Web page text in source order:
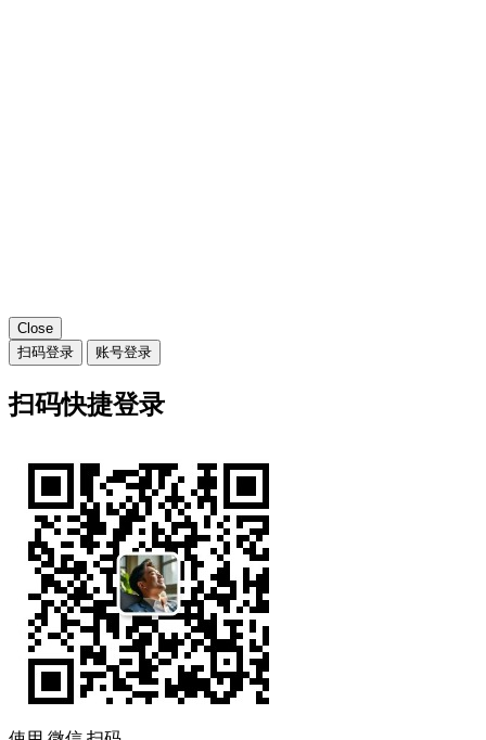
Close
扫码登录
账号登录
扫码快捷登录